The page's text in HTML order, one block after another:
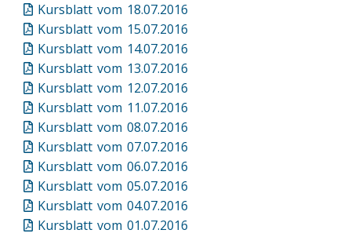
Kursblatt vom 18.07.2016
Kursblatt vom 15.07.2016
Kursblatt vom 14.07.2016
Kursblatt vom 13.07.2016
Kursblatt vom 12.07.2016
Kursblatt vom 11.07.2016
Kursblatt vom 08.07.2016
Kursblatt vom 07.07.2016
Kursblatt vom 06.07.2016
Kursblatt vom 05.07.2016
Kursblatt vom 04.07.2016
Kursblatt vom 01.07.2016